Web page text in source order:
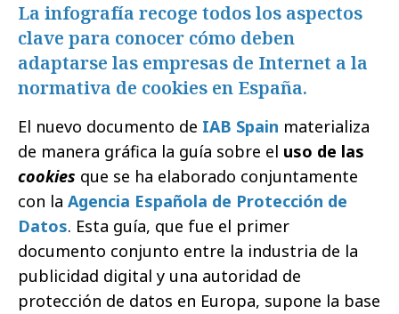
La infografía recoge todos los aspectos
clave para conocer cómo deben
adaptarse las empresas de Internet a la
normativa de cookies en España.
El nuevo documento de IAB Spain materializa
de manera gráfica la guía sobre el uso de las
cookies que se ha elaborado conjuntamente
con la Agencia Española de Protección de
Datos. Esta guía, que fue el primer
documento conjunto entre la industria de la
publicidad digital y una autoridad de
protección de datos en Europa, supone la base